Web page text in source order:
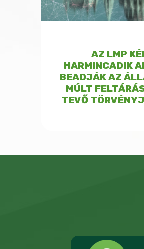
AZ LMP
HARMINCADIK
BEADJÁK AZ
MÚLT
TEVŐ